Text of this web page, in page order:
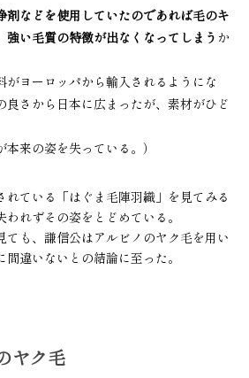
剤などを使用していたのであれば毛のキ
強い毛質の特徴が出なくなってしまう か
がヨーロッパから輸入されるようにな
良さから日本に広まったが、素材がひど
来の姿を失っている。）
れている「はぐま毛陣羽織」を見てみる
れずその姿をとどめている。
ても、謙信公はアルビノのヤク毛を用い
違いないとの結論に至った。
ヤク毛